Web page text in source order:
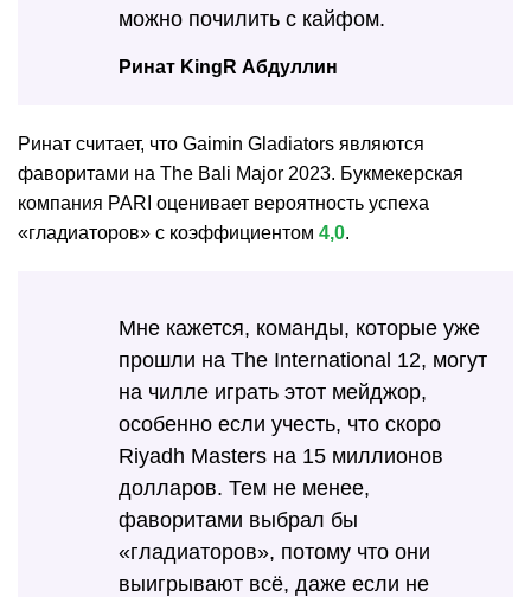
можно почилить с кайфом.
Ринат KingR Абдуллин
Ринат считает, что Gaimin Gladiators являются
фаворитами на The Bali Major 2023. Букмекерская
компания PARI оценивает вероятность успеха
«гладиаторов» с коэффициентом 4,0.
Мне кажется, команды, которые уже
прошли на The International 12, могут
на чилле играть этот мейджор,
особенно если учесть, что скоро
Riyadh Masters на 15 миллионов
долларов. Тем не менее,
фаворитами выбрал бы
«гладиаторов», потому что они
выигрывают всё, даже если не